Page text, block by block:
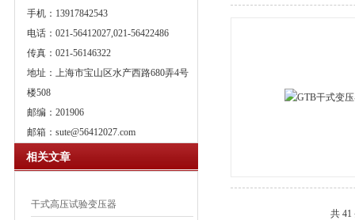
手机：13917842543
电话：021-56412027,021-56422486
传真：021-56146322
地址：上海市宝山区水产西路680弄4号
楼508
邮编：201906
邮箱： sute@56412027.com
相关文章
干式高压试验变压器
共